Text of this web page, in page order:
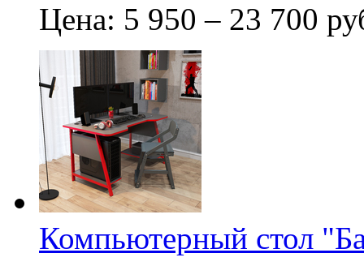
Цена: 5 950 – 23 700
Компьютерный стол